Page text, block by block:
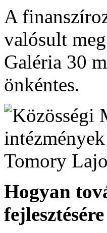
A
valósult
Galéria 30
önkéntes.
Hogyan